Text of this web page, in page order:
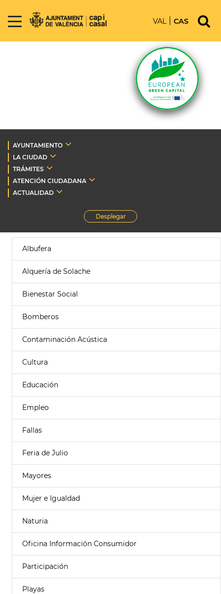
VAL CAS
AYUNTAMIENTO
LA CIUDAD
TRÁMITES
ATENCIÓN CIUDADANA
ACTUALIDAD
Desplegar
Albufera
Alquería de Solache
Bienestar Social
Bomberos
Contaminación Acústica
Cultura
Educación
Empleo
Fallas
Feria de Julio
Mayores
Mujer e Igualdad
Naturia
Oficina Información Consumidor
Participación
Playas